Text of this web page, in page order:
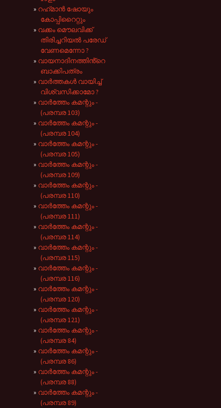
റഹ്‌മാൻ ഷോയും
കോപ്പിറൈറ്റും
വക്കം മൌലവിക്ക്
തിരിച്ചറിയൽ പരേഡ്
വേണമെന്നോ ?
വായനാദിനത്തിൻ്റെ
ബാക്കിപത്രം
വാർത്തകൾ വായിച്ച്
വിശ്വസിക്കാമോ ?
വാർത്തേം കമന്റും -
(പരമ്പര 103)
വാർത്തേം കമന്റും -
(പരമ്പര 104)
വാർത്തേം കമന്റും -
(പരമ്പര 105)
വാർത്തേം കമന്റും -
(പരമ്പര 109)
വാർത്തേം കമന്റും -
(പരമ്പര 110)
വാർത്തേം കമന്റും -
(പരമ്പര 111)
വാർത്തേം കമന്റും -
(പരമ്പര 114)
വാർത്തേം കമന്റും -
(പരമ്പര 115)
വാർത്തേം കമന്റും -
(പരമ്പര 116)
വാർത്തേം കമന്റും -
(പരമ്പര 120)
വാർത്തേം കമന്റും -
(പരമ്പര 121)
വാർത്തേം കമന്റും -
(പരമ്പര 84)
വാർത്തേം കമന്റും -
(പരമ്പര 86)
വാർത്തേം കമന്റും -
(പരമ്പര 88)
വാർത്തേം കമന്റും -
(പരമ്പര 89)